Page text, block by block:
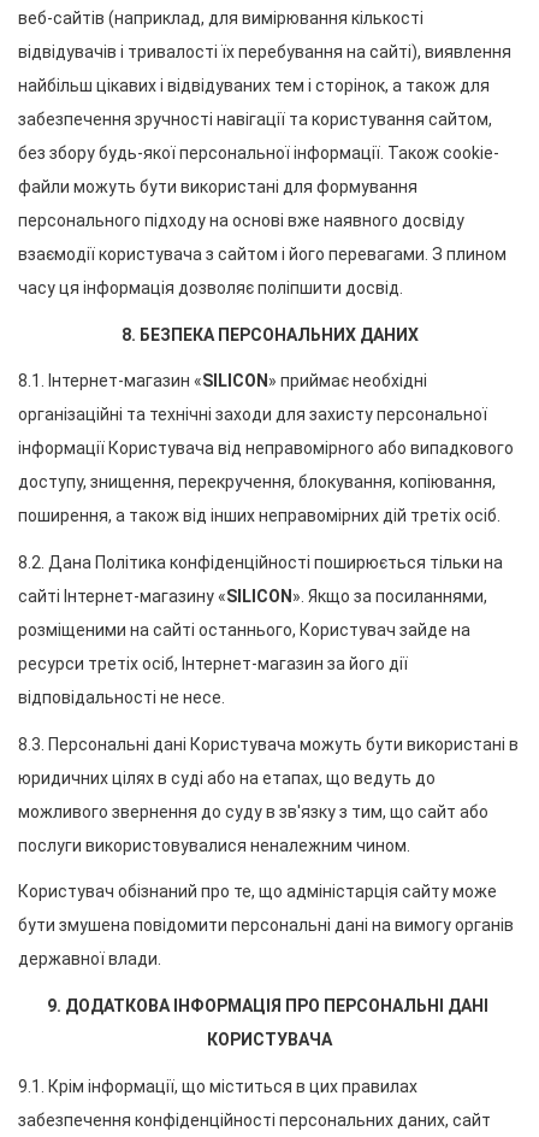
веб-сайтів (наприклад, для вимірювання кількості
відвідувачів і тривалості їх перебування на сайті), виявлення
найбільш цікавих і відвідуваних тем і сторінок, а також для
забезпечення зручності навігації та користування сайтом,
без збору будь-якої персональної інформації. Також cookie-
файли можуть бути використані для формування
персонального підходу на основі вже наявного досвіду
взаємодії користувача з сайтом і його перевагами. З плином
часу ця інформація дозволяє поліпшити досвід.
8. БЕЗПЕКА ПЕРСОНАЛЬНИХ ДАНИХ
8.1. Інтернет-магазин «SILICON » приймає необхідні
організаційні та технічні заходи для захисту персональної
інформації Користувача від неправомірного або випадкового
доступу, знищення, перекручення, блокування, копіювання,
поширення, а також від інших неправомірних дій третіх осіб.
8.2. Дана Політика конфіденційності поширюється тільки на
сайті Інтернет-магазину «SILICON ». Якщо за посиланнями,
розміщеними на сайті останнього, Користувач зайде на
ресурси третіх осіб, Інтернет-магазин за його дії
відповідальності не несе.
8.3. Персональні дані Користувача можуть бути використані в
юридичних цілях в суді або на етапах, що ведуть до
можливого звернення до суду в зв'язку з тим, що сайт або
послуги використовувалися неналежним чином.
Користувач обізнаний про те, що адміністарція сайту може
бути змушена повідомити персональні дані на вимогу органів
державної влади.
9. ДОДАТКОВА ІНФОРМАЦІЯ ПРО ПЕРСОНАЛЬНІ ДАНІ
КОРИСТУВАЧА
9.1. Крім інформації, що міститься в цих правилах
забезпечення конфіденційності персональних даних, сайт